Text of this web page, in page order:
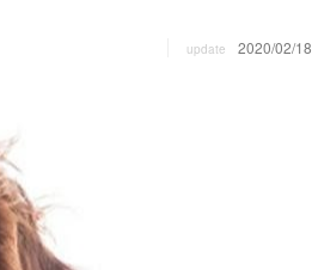
update 2020/02/18